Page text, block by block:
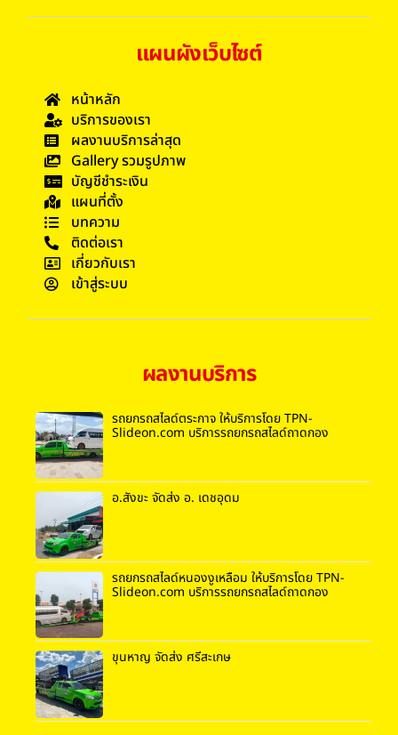
แผนผังเว็บไซต์
หน้าหลัก
บริการของเรา
ผลงานบริการล่าสุด
Gallery รวมรูปภาพ
บัญชีชำระเงิน
แผนที่ตั้ง
บทความ
ติดต่อเรา
เกี่ยวกับเรา
เข้าสู่ระบบ
ผลงานบริการ
รถยกรถสไลด์ตระกาจ ให้บริการโดย TPN-
Slideon.com บริการรถยกรถสไลด์ถาดกอง
อ.สังขะ จัดส่ง อ. เดชอุดม
รถยกรถสไลด์หนองงูเหลือม ให้บริการโดย TPN-
Slideon.com บริการรถยกรถสไลด์ถาดกอง
ขุนหาญ จัดส่ง ศรีสะเกษ